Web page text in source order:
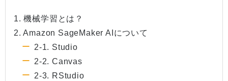
1. 機械学習とは？
2. Amazon SageMaker AIについて
2-1. Studio
2-2. Canvas
2-3. RStudio